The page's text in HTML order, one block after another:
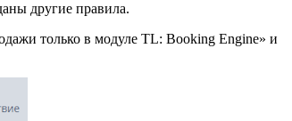
другие правила.
только в модуле TL: Booking Engine» и